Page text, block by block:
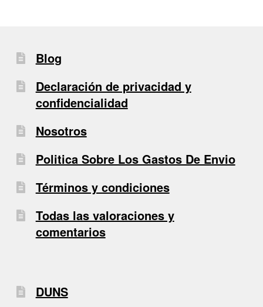
Blog
Declaración de privacidad y
confidencialidad
Nosotros
Politica Sobre Los Gastos De Envio
Términos y condiciones
Todas las valoraciones y
comentarios
DUNS